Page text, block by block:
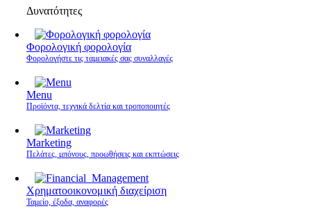
Δυνατότητες
Φορολογική φορολογία
Φορολογήστε τις ταμειακές σας συναλλαγές
Menu
Προϊόντα, τεχνικά δελτία και τροποποιητές
Marketing
Πελάτες, μπόνους, προωθήσεις και εκπτώσεις
Χρηματοοικονομική διαχείριση
Ταμείο, έξοδα, αναφορές